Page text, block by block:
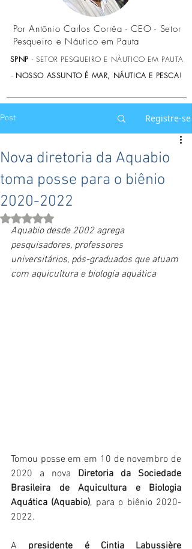
Por Antônio Carlos Corrêa - CEO - Setor
Pesqueiro e Náutico em Pauta
SPNP - SETOR PESQUEIRO E NÁUTICO EM PAUTA
- NOSSO ASSUNTO É MAR, NÁUTICA E PESCA!
Post Registre-se
Nova diretoria da Aquabio
toma posse para o biênio
2020-2022
Avaliado com NaN de 5 estrelas.
Aquabio desde 2002 agrega
pesquisadores, professores
universitários, pós-graduados que atuam
com aquicultura e biologia aquática
Tomou posse em em 10 de novembro de
2020 a nova Diretoria da Sociedade
Brasileira de Aquicultura e Biologia
Aquática (Aquabio), para o biênio 2020-
2022.
A presidente é Cintia Labussière